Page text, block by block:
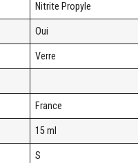
Nitrite Propyle
Oui
Verre
France
15 ml
S